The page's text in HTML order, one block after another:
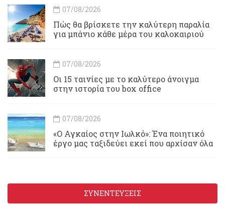
07/08/2026
Πώς θα βρίσκετε την καλύτερη παραλία
για μπάνιο κάθε μέρα του καλοκαιριού
07/08/2026
Οι 15 ταινίες με το καλύτερο άνοιγμα
στην ιστορία του box office
07/08/2026
«Ο Αγκαίος στην Ιωλκό»: Ένα ποιητικό
έργο μας ταξιδεύει εκεί που αρχίσαν όλα
ΣΥΝΕΝΤΕΥΞΕΙΣ